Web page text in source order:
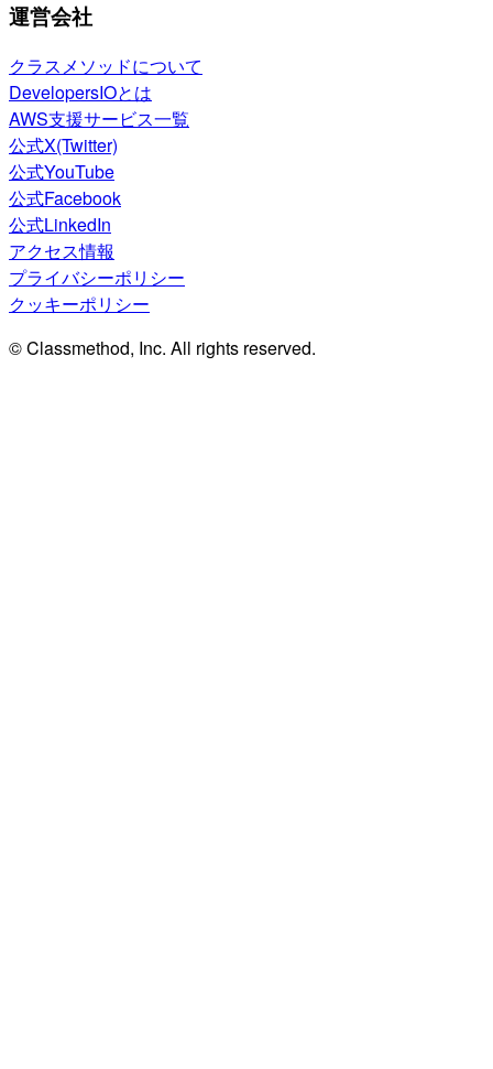
運営会社
クラスメソッドについて
DevelopersIOとは
AWS支援サービス一覧
公式X(Twitter)
公式YouTube
公式Facebook
公式LinkedIn
アクセス情報
プライバシーポリシー
クッキーポリシー
© Classmethod, Inc. All rights reserved.